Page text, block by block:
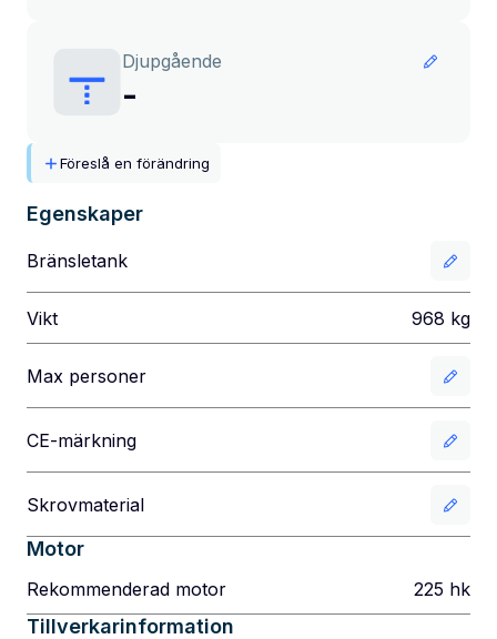
Djupgående
-
Föreslå en förändring
Egenskaper
Bränsletank
Vikt 968 kg
Max personer
CE-märkning
Skrovmaterial
Motor
Rekommenderad motor 225 hk
Tillverkarinformation